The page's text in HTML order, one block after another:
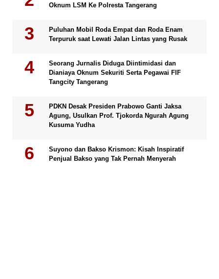
Oknum LSM Ke Polresta Tangerang
Puluhan Mobil Roda Empat dan Roda Enam
Terpuruk saat Lewati Jalan Lintas yang Rusak
Seorang Jurnalis Diduga Diintimidasi dan
Dianiaya Oknum Sekuriti Serta Pegawai FIF
Tangcity Tangerang
PDKN Desak Presiden Prabowo Ganti Jaksa
Agung, Usulkan Prof. Tjokorda Ngurah Agung
Kusuma Yudha
Suyono dan Bakso Krismon: Kisah Inspiratif
Penjual Bakso yang Tak Pernah Menyerah